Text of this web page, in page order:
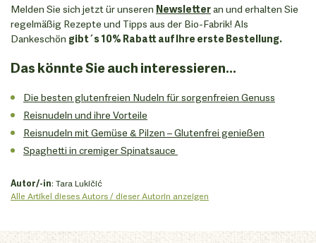
Melden Sie sich jetzt ür unseren Newsletteran und erhalten Sie
regelmäßig Rezepte und Tipps aus der Bio-Fabrik! Als
Dankeschön gibt´s 10% Rabatt auf Ihre erste Bestellung.
Das könnte Sie auch interessieren...
Die besten glutenfreien Nudeln für sorgenfreien Genuss
Reisnudeln und ihre Vorteile
Reisnudeln mit Gemüse & Pilzen – Glutenfrei genießen
Spaghetti in cremiger Spinatsauce
Autor/-in: Tara Lukičić
Alle Artikel dieses Autors / dieser Autorin anzeigen